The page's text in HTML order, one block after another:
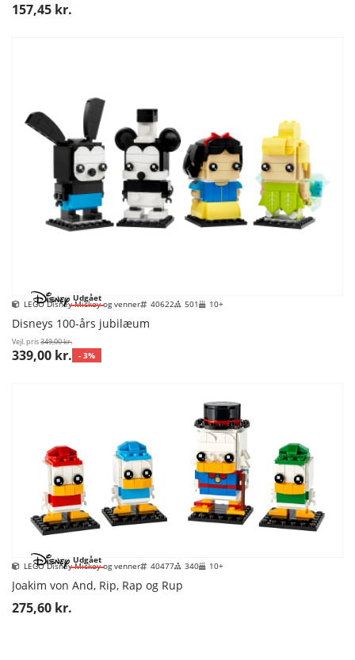
157,45 kr.
Udgået
LEGO Disney Mickey og venner 40622 501 10+
Disneys 100-års jubilæum
Vejl. pris349,00 kr.
339,00 kr. - 3%
Udgået
LEGO Disney Mickey og venner 40477 340 10+
Joakim von And, Rip, Rap og Rup
275,60 kr.